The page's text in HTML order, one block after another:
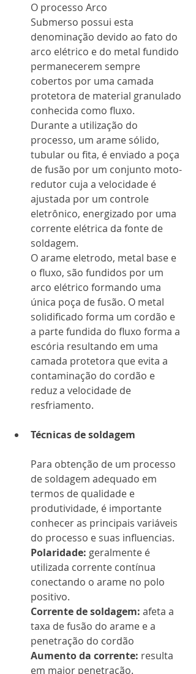
O processo Arco
Submerso possui esta
denominação devido ao fato do
arco elétrico e do metal fundido
permanecerem sempre
cobertos por uma camada
protetora de material granulado
conhecida como fluxo.
Durante a utilização do
processo, um arame sólido,
tubular ou fita, é enviado a poça
de fusão por um conjunto moto-
redutor cuja a velocidade é
ajustada por um controle
eletrônico, energizado por uma
corrente elétrica da fonte de
soldagem.
O arame eletrodo, metal base e
o fluxo, são fundidos por um
arco elétrico formando uma
única poça de fusão. O metal
solidificado forma um cordão e
a parte fundida do fluxo forma a
escória resultando em uma
camada protetora que evita a
contaminação do cordão e
reduz a velocidade de
resfriamento.
Técnicas de soldagem
Para obtenção de um processo
de soldagem adequado em
termos de qualidade e
produtividade, é importante
conhecer as principais variáveis
do processo e suas influencias.
Polaridade: geralmente é
utilizada corrente contínua
conectando o arame no polo
positivo.
Corrente de soldagem: afeta a
taxa de fusão do arame e a
penetração do cordão
Aumento da corrente: resulta
em maior penetração.